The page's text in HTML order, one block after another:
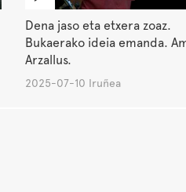
Dena jaso eta etxera zoaz.
Bukaerako ideia emanda.
Arzallus.
2025-07-10 Iruñea